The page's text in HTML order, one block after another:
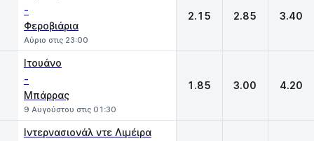
-
Φεροβιάρια
Αύριο στις 23:00
2.15 2.85 3.40
Ιτουάνο
-
Μπάρρας
9 Αυγούστου στις 01:30
1.85 3.00 4.20
Ιντερνασιονάλ ντε Λιμέιρα